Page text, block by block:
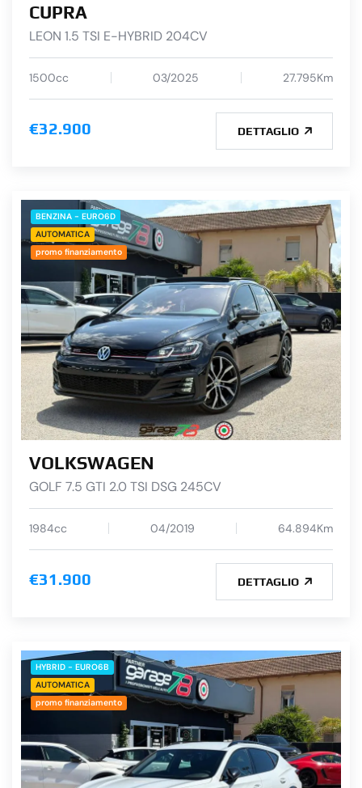
CUPRA
LEON 1.5 TSI E-HYBRID 204CV
1500cc 03/2025 27.795Km
€32.900 DETTAGLIO
BENZINA - EURO6D
AUTOMATICA
promo finanziamento
VOLKSWAGEN
GOLF 7.5 GTI 2.0 TSI DSG 245CV
1984cc 04/2019 64.894Km
€31.900 DETTAGLIO
HYBRID - EURO6B
AUTOMATICA
promo finanziamento